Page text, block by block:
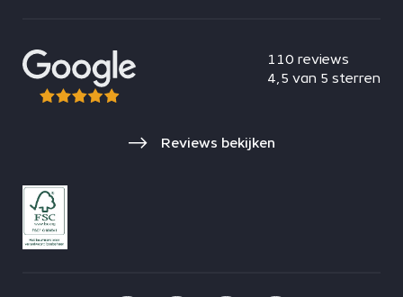
110 reviews
4,5 van 5 sterren
Reviews bekijken